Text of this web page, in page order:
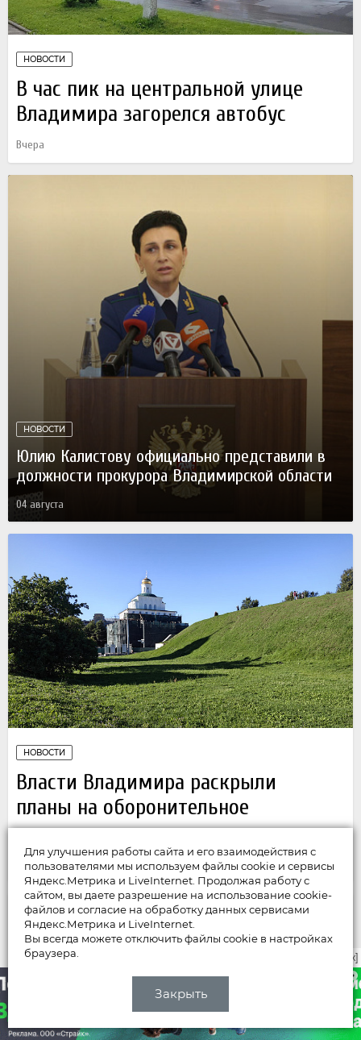
НОВОСТИ
В час пик на центральной улице
Владимира загорелся автобус
Вчера
НОВОСТИ
Юлию Калистову официально представили в
должности прокурора Владимирской области
04 августа
НОВОСТИ
Власти Владимира раскрыли
планы на оборонительное
сооружение
04 августа
закрыть [x]
Для улучшения работы сайта и его взаимодействия с
пользователями мы используем файлы cookie и сервисы
Яндекс.Метрика и LiveInternet. Продолжая работу с
сайтом, вы даете разрешение на использование cookie-
файлов и согласие на обработку данных сервисами
Яндекс.Метрика и LiveInternet.
Вы всегда можете отключить файлы cookie в настройках
браузера.
Закрыть